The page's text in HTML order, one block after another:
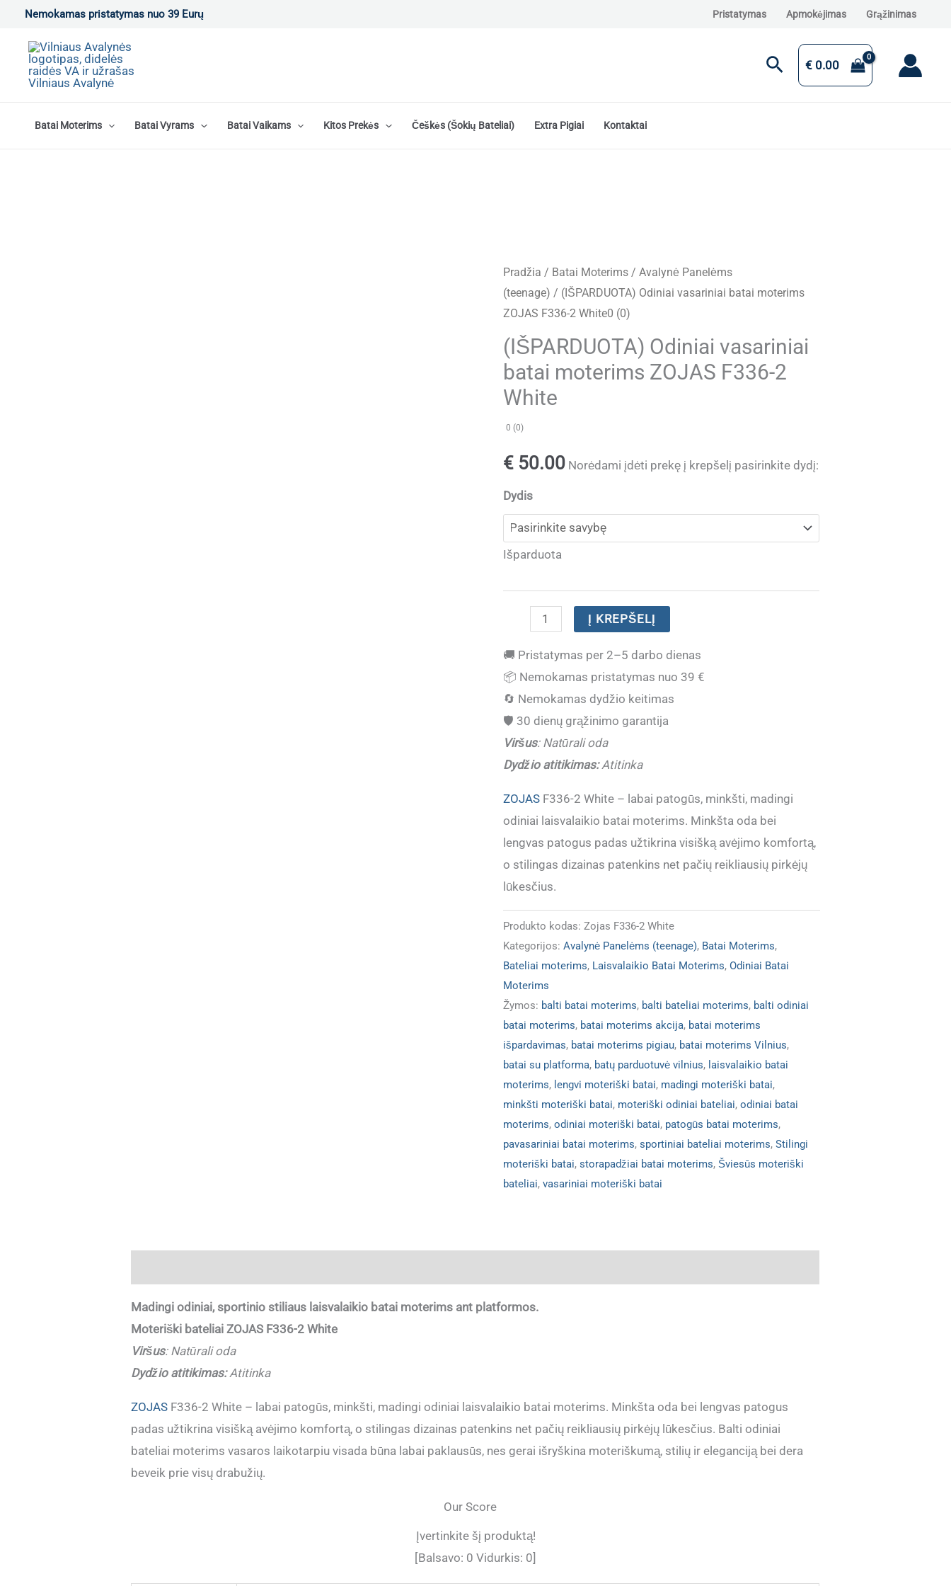
Pereiti
turinio
Nemokamas pristatymas nuo 39 Eurų Pristatymas Apmokėjimas Grąžinimas
Paieška
€0.00
Batai Moterims Batai Vyrams Batai Vaikams Kitos Prekės Češkės (šokių Bateliai) Extra Pigiai Kontaktai
Pradžia / Batai Moterims/ Avalynė Panelėms
(teenage) / (IŠPARDUOTA) Odiniai vasariniai batai moterims
ZOJAS F336-2 White0 (0)
(IŠPARDUOTA) Odiniai vasariniai
batai moterims ZOJAS F336-2
White
0 (0)
€50.00 Norėdami įdėti prekę į krepšelį pasirinkite dydį:
Dydis
Išparduota
produkto
(IŠPARDUOTA)
Odiniai
vasariniai
batai
moterims
ZOJAS
F336-
White
Į KREPŠELĮ
🚚 Pristatymas per 2–5 darbo dienas
📦 Nemokamas pristatymas nuo 39 €
🔄 Nemokamas dydžio keitimas
🛡️ 30 dienų grąžinimo garantija
Viršus: Natūrali oda
Dydžio atitikimas:Atitinka
ZOJASF336-2 White – labai patogūs, minkšti, madingi
odiniai laisvalaikio batai moterims. Minkšta oda bei
lengvas patogus padas užtikrina visišką avėjimo komfortą,
o stilingas dizainas patenkins net pačių reikliausių pirkėjų
lūkesčius.
Produkto kodas: Zojas F336-2 White
Kategorijos: Avalynė Panelėms (teenage), Batai Moterims,
Bateliai moterims, Laisvalaikio Batai Moterims, Odiniai Batai
Moterims
Žymos: balti batai moterims, balti bateliai moterims, balti odiniai
batai moterims, batai moterims akcija, batai moterims
išpardavimas, batai moterims pigiau, batai moterims Vilnius,
batai su platforma, batų parduotuvė vilnius, laisvalaikio batai
moterims, lengvi moteriški batai, madingi moteriški batai,
minkšti moteriški batai, moteriški odiniai bateliai, odiniai batai
moterims, odiniai moteriški batai, patogūs batai moterims,
pavasariniai batai moterims, sportiniai bateliai moterims, Stilingi
moteriški batai, storapadžiai batai moterims, Šviesūs moteriški
bateliai, vasariniai moteriški batai
Madingi odiniai, sportinio stiliaus laisvalaikio batai moterims ant platformos.
Moteriški bateliai ZOJAS F336-2 White
Viršus: Natūrali oda
Dydžio atitikimas:Atitinka
ZOJAS F336-2 White – labai patogūs, minkšti, madingi odiniai laisvalaikio batai moterims. Minkšta oda bei lengvas patogus
padas užtikrina visišką avėjimo komfortą, o stilingas dizainas patenkins net pačių reikliausių pirkėjų lūkesčius. Balti odiniai
bateliai moterims vasaros laikotarpiu visada būna labai paklausūs, nes gerai išryškina moteriškumą, stilių ir eleganciją bei dera
beveik prie visų drabužių.
Our Score
Įvertinkite šį produktą!
[Balsavo: 0 Vidurkis: 0]